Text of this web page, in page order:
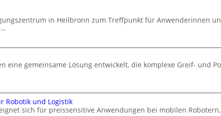
in Heilbronn zum Treffpunkt für Anwenderinnen
eine gemeinsame Lösung entwickelt, die komplexe Greif- und
Robotik und Logistik
sich für preissensitive Anwendungen bei mobilen